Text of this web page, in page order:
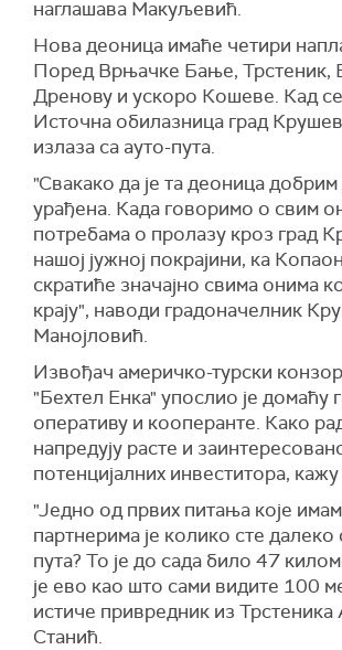
наглашава Макуљевић.
Нова деоница имаће четири
Поред Врњачке Бање, Трстеник,
Дренову и ускоро Кошеве. Кад
Источна обилазница град
излаза са ауто-пута.
"Свакако да је та деоница
урађена. Када говоримо о свим
потребама о пролазу кроз град
нашој јужној покрајини, ка
скратиће значајно свима онима
крају", наводи градоначелник
Манојловић.
Извођач америчко-турски
"Бехтел Енка" упослио је домаћу
оперативу и кооперанте. Како
напредују расте и
потенцијалних инвеститора,
"Једно од првих питања које
партнерима је колико сте далеко
пута? То је до сада било 47
је ево као што сами видите 100
истиче привредник из Трстеника
Станић.